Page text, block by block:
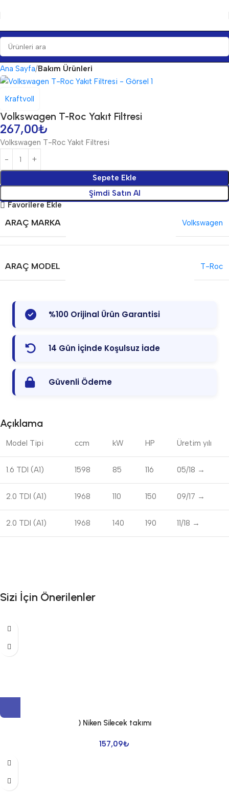
Ana Sayfa Bakım Ürünleri
Kraftvoll
Volkswagen T-Roc Yakıt Filtresi
267,00₺
Volkswagen T-Roc Yakıt Filtresi
Sepete Ekle
Şimdi Satın Al
Favorilere Ekle
ARAÇ MARKA Volkswagen
ARAÇ MODEL T-Roc
%100 Orijinal Ürün Garantisi
14 Gün İçinde Koşulsuz İade
Güvenli Ödeme
Açıklama
Model Tipi ccm kW HP Üretim yılı
1.6 TDI (A1) 1598 85 116 05/18 →
2.0 TDI (A1) 1968 110 150 09/17 →
2.0 TDI (A1) 1968 140 190 11/18 →
Sizi İçin Önerilenler
) Niken Silecek takımı
157,09₺